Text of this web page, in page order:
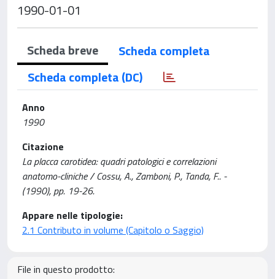
1990-01-01
Scheda breve
Scheda completa
Scheda completa (DC)
Anno
1990
Citazione
La placca carotidea: quadri patologici e correlazioni
anatomo-cliniche / Cossu, A., Zamboni, P., Tanda, F.. -
(1990), pp. 19-26.
Appare nelle tipologie:
2.1 Contributo in volume (Capitolo o Saggio)
File in questo prodotto: